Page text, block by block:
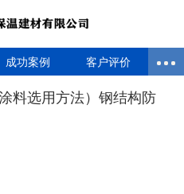
成功案例 客户评价
料选用方法）钢结构防